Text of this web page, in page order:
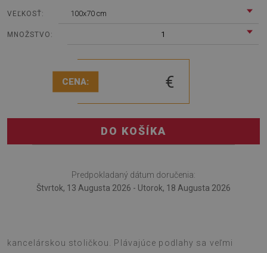
VEĽKOSŤ: 100x70 cm
MNOŽSTVO: 1
CENA: €
DO KOŠÍKA
Predpokladaný dátum doručenia:
Štvrtok, 13 Augusta 2026 - Utorok, 18 Augusta 2026
kancelárskou stoličkou. Plávajúce podlahy sa veľmi